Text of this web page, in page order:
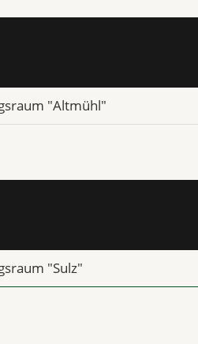
"Altmühl"
"Sulz"